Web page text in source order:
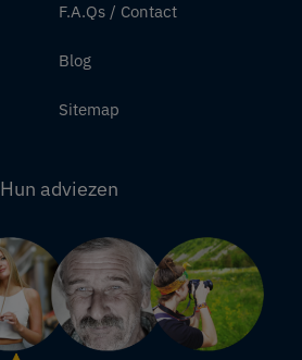
F.A.Qs / Contact
Blog
Sitemap
Hun adviezen